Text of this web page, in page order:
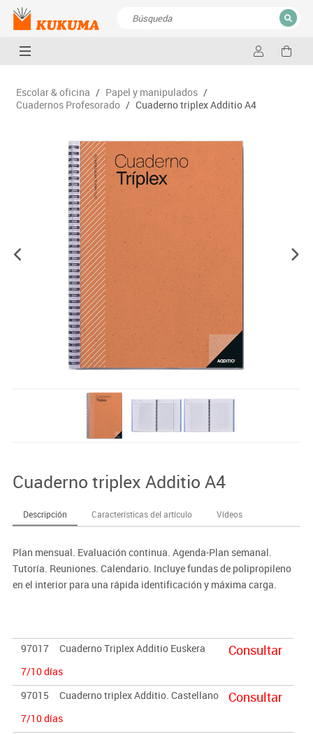
CERRAR
Escolar & oficina / Papel y manipulados /
Cuadernos Profesorado / Cuaderno triplex Additio A4
Cuaderno triplex Additio A4
Descripción Características del artículo Vídeos
Plan mensual. Evaluación continua. Agenda-Plan semanal.
Tutoría. Reuniones. Calendario. Incluye fundas de polipropileno
en el interior para una rápida identificación y máxima carga.
97017
Cuaderno Triplex Additio Euskera
7/10 días
Consultar
97015
Cuaderno triplex Additio. Castellano
7/10 días
Consultar